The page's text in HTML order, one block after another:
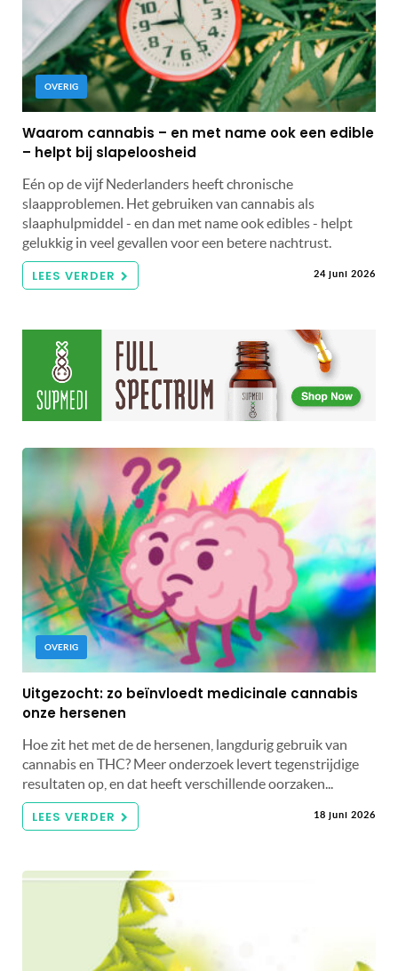
OVERIG
Waarom cannabis – en met name ook een edible
– helpt bij slapeloosheid
Eén op de vijf Nederlanders heeft chronische
slaapproblemen. Het gebruiken van cannabis als
slaaphulpmiddel - en dan met name ook edibles - helpt
gelukkig in veel gevallen voor een betere nachtrust.
LEES VERDER 24 juni 2026
OVERIG
Uitgezocht: zo beïnvloedt medicinale cannabis
onze hersenen
Hoe zit het met de de hersenen, langdurig gebruik van
cannabis en THC? Meer onderzoek levert tegenstrijdige
resultaten op, en dat heeft verschillende oorzaken...
LEES VERDER 18 juni 2026